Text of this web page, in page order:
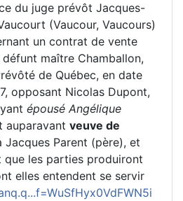
du juge prévôt Jacques-
(Vaucour, Vaucours)
un contrat de vente
maître Chamballon,
de Québec, en date
opposant Nicolas Dupont,
épousé Angélique
auparavant veuve de
Jacques Parent (père), et
les parties produiront
elles entendent se servir